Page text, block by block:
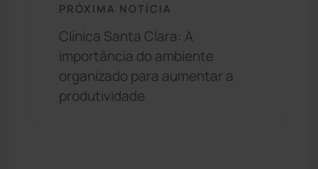
PRÓXIMA NOTÍCIA
Clínica Santa Clara: A
importância do ambiente
organizado para aumentar a
produtividade